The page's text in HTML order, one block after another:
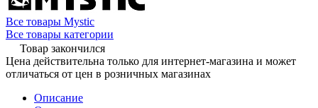
Все товары Mystic
Все товары категории
Товар закончился
Цена действительна только для интернет-магазина и может
отличаться от цен в розничных магазинах
Описание